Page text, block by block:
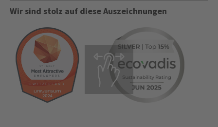
Wir sind stolz auf diese Auszeichnungen